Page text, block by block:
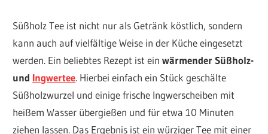
Süßholz Tee ist nicht nur als Getränk köstlich, sondern
kann auch auf vielfältige Weise in der Küche eingesetzt
werden. Ein beliebtes Rezept ist einwärmender Süßholz-
und Ingwertee. Hierbei einfach ein Stück geschälte
Süßholzwurzel und einige frische Ingwerscheiben mit
heißem Wasser übergießen und für etwa 10 Minuten
ziehen lassen. Das Ergebnis ist ein würziger Tee mit einer